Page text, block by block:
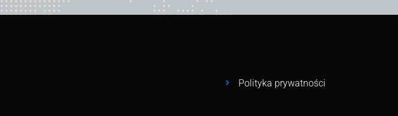
Polityka prywatności